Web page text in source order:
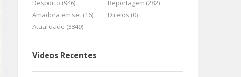
Desporto (946)
Reportagem (282)
Amadora em set (16)
Diretos (0)
Atualidade (3849)
Videos Recentes